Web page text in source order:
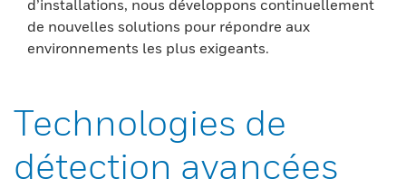
d’installations, nous développons continuellement
de nouvelles solutions pour répondre aux
environnements les plus exigeants.
Technologies de
détection avancées